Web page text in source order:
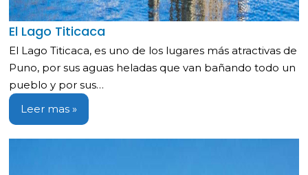
El Lago Titicaca
El Lago Titicaca, es uno de los lugares más atractivas de
Puno, por sus aguas heladas que van bañando todo un
pueblo y por sus…
Leer mas »